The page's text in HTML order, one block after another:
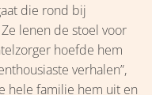
die rond bij
lenen de stoel voor
hoefde hem
verhalen”,
hele familie hem uit en